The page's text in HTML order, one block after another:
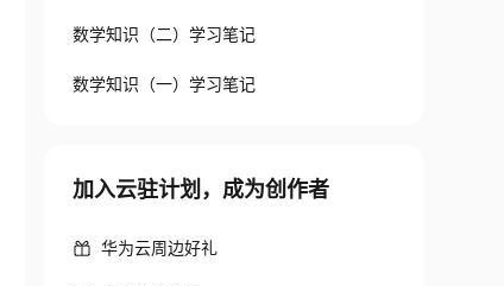
数学知识（二）学习笔记
数学知识（一）学习笔记
加入云驻计划，成为创作者
华为云周边好礼